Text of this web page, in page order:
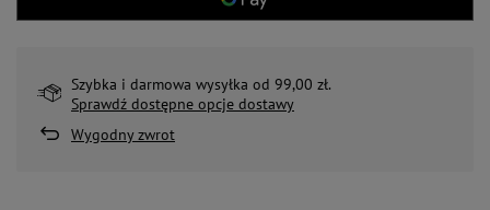
Szybka i darmowa wysyłka od 99,00 zł.
Sprawdź dostępne opcje dostawy
Wygodny zwrot